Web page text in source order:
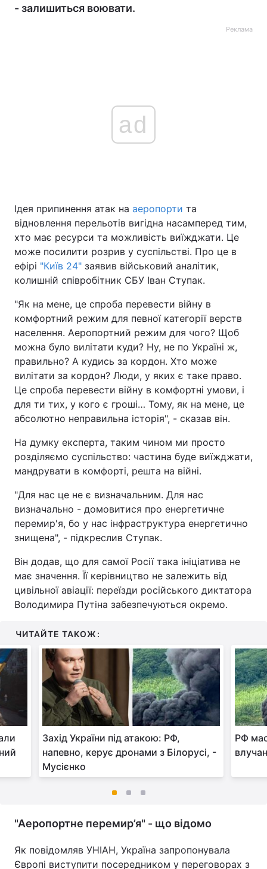
- залишиться воювати.
Реклама
ad
Ідея припинення атак на аеропорти та
відновлення перельотів вигідна насамперед тим,
хто має ресурси та можливість виїжджати. Це
може посилити розрив у суспільстві. Про це в
ефірі "Київ 24" заявив військовий аналітик,
колишній співробітник СБУ Іван Ступак.
"Як на мене, це спроба перевести війну в
комфортний режим для певної категорії верств
населення. Аеропортний режим для чого? Щоб
можна було вилітати куди? Ну, не по Україні ж,
правильно? А кудись за кордон. Хто може
вилітати за кордон? Люди, у яких є таке право.
Це спроба перевести війну в комфортні умови, і
для ти тих, у кого є гроші… Тому, як на мене, це
абсолютно неправильна історія", - сказав він.
На думку експерта, таким чином ми просто
розділяємо суспільство: частина буде виїжджати,
мандрувати в комфорті, решта на війні.
"Для нас це не є визначальним. Для нас
визначально - домовитися про енергетичне
перемир'я, бо у нас інфраструктура енергетично
знищена", - підкреслив Ступак.
Він додав, що для самої Росії така ініціатива не
має значення. Її керівництво не залежить від
цивільної авіації: переїзди російського диктатора
Володимира Путіна забезпечуються окремо.
ЧИТАЙТЕ ТАКОЖ:
Захід України під атакою: РФ,
напевно, керує дронами з Білорусі, -
Мусієнко
РФ
"Аеропортне перемир’я" - що відомо
Як повідомляв УНІАН, Україна запропонувала
Європі виступити посередником у переговорах з